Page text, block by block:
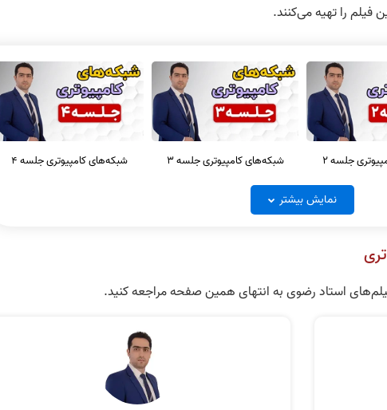
فیلم را تهیه می‌کنند.
جلسه 2 شبکه‌های کامپیوتری جلسه 3 شبکه‌های کامپیوتری جلسه 4
حل تست شبکه جلسه 4
نمایش بیشتر
استاد رضوی به انتهای همین صفحه مراجعه کنید.